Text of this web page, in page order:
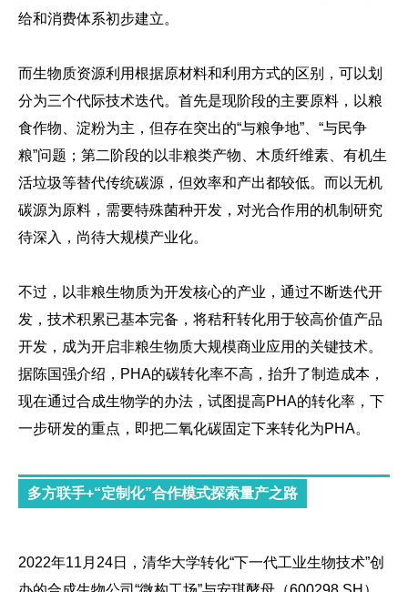
给和消费体系初步建立。
而生物质资源利用根据原材料和利用方式的区别，可以划
分为三个代际技术迭代。首先是现阶段的主要原料，以粮
食作物、淀粉为主，但存在突出的“与粮争地”、“与民争
粮”问题；第二阶段的以非粮类产物、木质纤维素、有机生
活垃圾等替代传统碳源，但效率和产出都较低。而以无机
碳源为原料，需要特殊菌种开发，对光合作用的机制研究
待深入，尚待大规模产业化。
不过，以非粮生物质为开发核心的产业，通过不断迭代开
发，技术积累已基本完备，将秸秆转化用于较高价值产品
开发，成为开启非粮生物质大规模商业应用的关键技术。
据陈国强介绍，PHA的碳转化率不高，抬升了制造成本，
现在通过合成生物学的办法，试图提高PHA的转化率， 下
一步研发的重点，即把二氧化碳固定下来转化为PHA。
多方联手+“定制化”合作模式探索量产之路
2022年11月24日，清华大学转化“下一代工业生物技术”创